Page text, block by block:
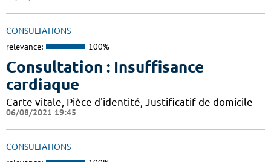
CONSULTATIONS
relevance: 100%
Consultation : Insuffisance
cardiaque
Carte vitale, Pièce d'identité, Justificatif de domicile
06/08/2021 19:45
CONSULTATIONS